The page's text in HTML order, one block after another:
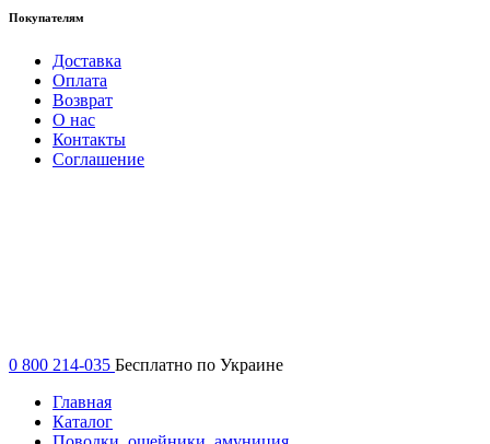
Покупателям
Доставка
Оплата
Возврат
О нас
Контакты
Соглашение
0 800 214-035 Бесплатно по Украине
Главная
Каталог